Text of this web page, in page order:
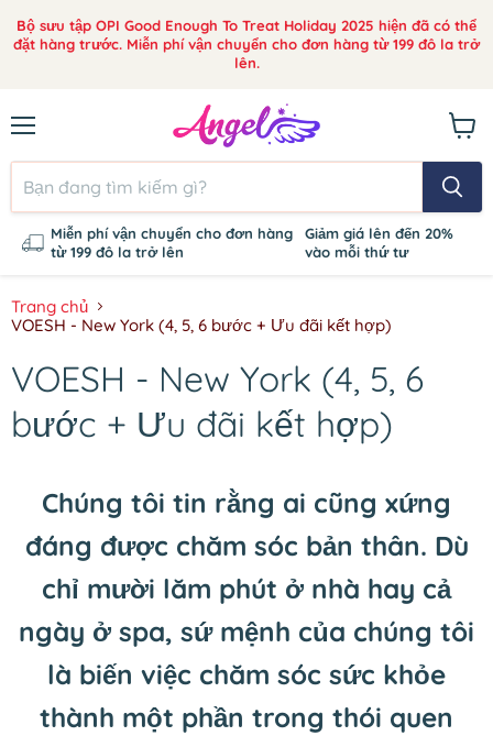
Bộ sưu tập OPI Good Enough To Treat Holiday 2025 hiện đã có thể
đặt hàng trước. Miễn phí vận chuyển cho đơn hàng từ 199 đô la trở
lên.
đơn
Miễn phí vận chuyển cho đơn hàng
từ 199 đô la trở lên
Giảm giá lên đến 20%
vào mỗi thứ tư
giỏ
hàng
Trang chủ
VOESH - New York (4, 5, 6 bước + Ưu đãi kết hợp)
VOESH - New York (4, 5, 6
bước + Ưu đãi kết hợp)
Chúng tôi tin rằng ai cũng xứng
đáng được chăm sóc bản thân. Dù
chỉ mười lăm phút ở nhà hay cả
ngày ở spa, sứ mệnh của chúng tôi
là biến việc chăm sóc sức khỏe
thành một phần trong thói quen